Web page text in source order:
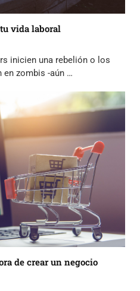
vida laboral
inicien una rebelión o los
zombis -aún …
de crear un negocio